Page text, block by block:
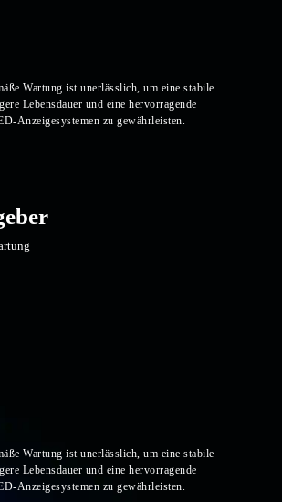
Wartung ist unerlässlich, um eine stabile
Lebensdauer und eine hervorragende
Anzeigesystemen zu gewährleisten.
Wartung ist unerlässlich, um eine stabile
Lebensdauer und eine hervorragende
Anzeigesystemen zu gewährleisten.